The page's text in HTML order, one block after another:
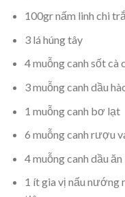
100gr nấm linh chi
3 lá húng tây
4 muỗng canh sốt cà
3 muỗng canh dầu
1 muỗng canh bơ lạt
6 muỗng canh rượu
4 muỗng canh dầu ăn
1 ít gia vị nấu nướng